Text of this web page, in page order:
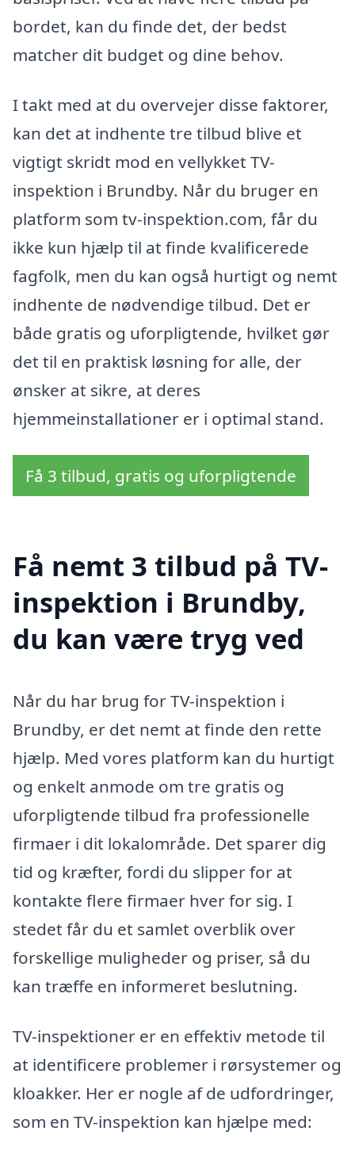
bordet, kan du finde det, der bedst
matcher dit budget og dine behov.
I takt med at du overvejer disse faktorer,
kan det at indhente tre tilbud blive et
vigtigt skridt mod en vellykket TV-
inspektion i Brundby. Når du bruger en
platform som tv-inspektion.com, får du
ikke kun hjælp til at finde kvalificerede
fagfolk, men du kan også hurtigt og nemt
indhente de nødvendige tilbud. Det er
både gratis og uforpligtende, hvilket gør
det til en praktisk løsning for alle, der
ønsker at sikre, at deres
hjemmeinstallationer er i optimal stand.
Få 3 tilbud, gratis og uforpligtende
Få nemt 3 tilbud på TV-
inspektion i Brundby,
du kan være tryg ved
Når du har brug for TV-inspektion i
Brundby, er det nemt at finde den rette
hjælp. Med vores platform kan du hurtigt
og enkelt anmode om tre gratis og
uforpligtende tilbud fra professionelle
firmaer i dit lokalområde. Det sparer dig
tid og kræfter, fordi du slipper for at
kontakte flere firmaer hver for sig. I
stedet får du et samlet overblik over
forskellige muligheder og priser, så du
kan træffe en informeret beslutning.
TV-inspektioner er en effektiv metode til
at identificere problemer i rørsystemer og
kloakker. Her er nogle af de udfordringer,
som en TV-inspektion kan hjælpe med: